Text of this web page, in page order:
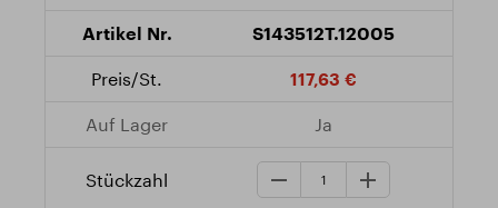
S143512T.12005
117,63 €
Ja